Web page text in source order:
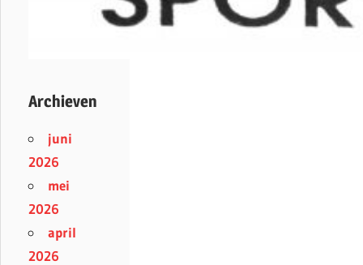
Archieven
juni
2026
mei
2026
april
2026